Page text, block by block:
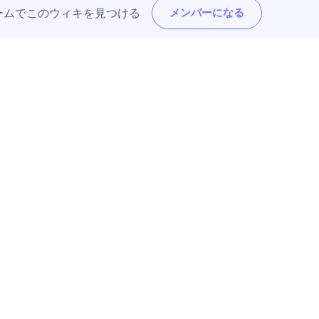
でこのウィキを見つける メンバーになる